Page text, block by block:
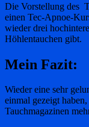
Die Vorstellung des
einen Tec-Apnoe-
wieder drei
Höhlentauchen gibt.
Mein Fazit:
Wieder eine sehr
einmal gezeigt
Tauchmagazinen